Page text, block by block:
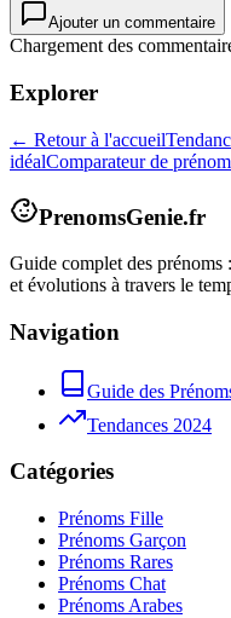
Ajouter un commentaire
Chargement des
Explorer
← Retour à l'accueil
idéalComparateur de
PrenomsGenie.fr
Guide complet des
et évolutions à travers le
Navigation
Guide des
Tendances 2024
Catégories
Prénoms Fille
Prénoms Garçon
Prénoms Rares
Prénoms Chat
Prénoms Arabes